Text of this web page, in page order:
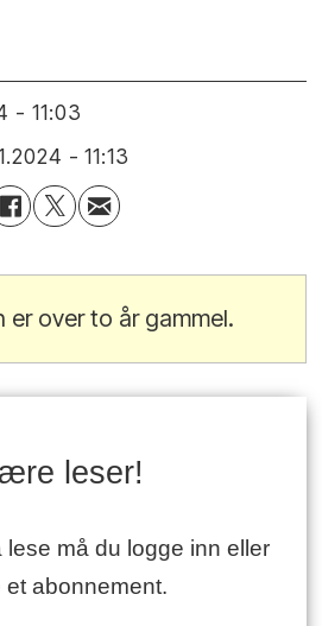
- 11:03
- 11:13
er over to år gammel.
leser!
lese må du logge inn eller
et abonnement.